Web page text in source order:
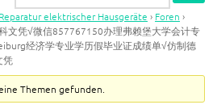
elektrischer Hausgeräte › Foren ›
文凭√微信857767150办理弗赖堡大学会计专
经济学专业学历假毕业证成绩单√仿制德
凭
Themen gefunden.